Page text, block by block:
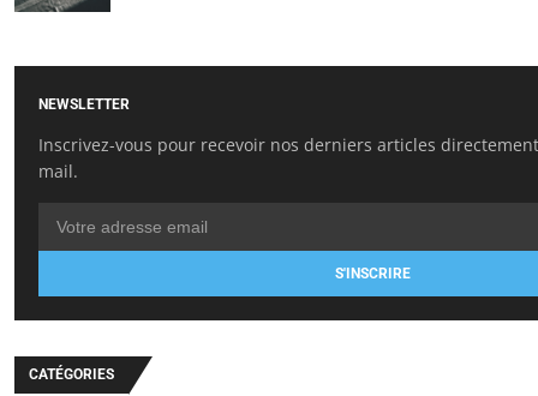
NEWSLETTER
Inscrivez-vous pour recevoir nos derniers articles
mail.
S'INSCRIRE
CATÉGORIES